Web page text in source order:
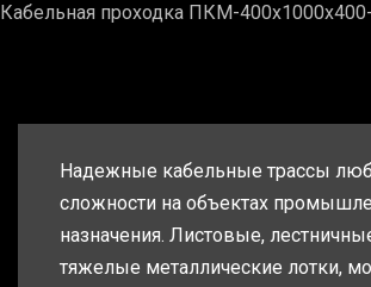
Кабельная проходка ПКМ-
Надежные кабельные трассы
сложности на объектах
назначения. Листовые,
тяжелые металлические лотки,